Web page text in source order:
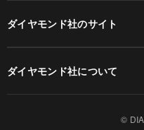
ダイヤモンド社のサイト
ダイヤモンド社について
©